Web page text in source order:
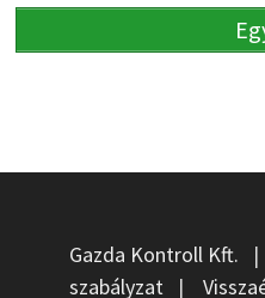
Gazda Kontroll Kft. |
szabályzat|